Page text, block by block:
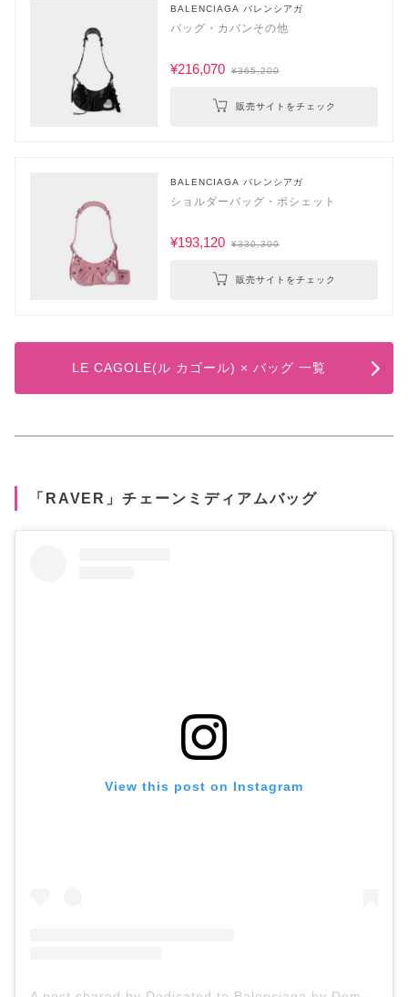
BALENCIAGA バレンシアガ
バッグ・カバンその他
¥216,070 ¥365,200
販売サイトをチェック
BALENCIAGA バレンシアガ
ショルダーバッグ・ポシェット
¥193,120 ¥330,300
販売サイトをチェック
LE CAGOLE(ル カゴール) × バッグ 一覧
「RAVER」チェーンミディアムバッグ
View this post on Instagram